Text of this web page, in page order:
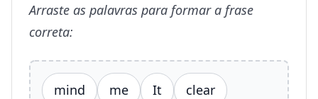
Arraste as palavras para formar a frase
correta:
mind me It clear